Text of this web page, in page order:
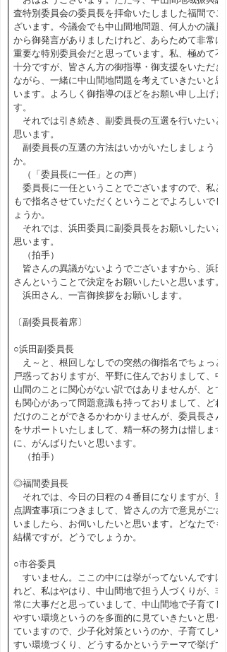
査特別委員会の委員長を拝命いたしました福間でご
ざいます。今議会でも中山間地問題、何人かの議員
から御発言がありましたけれど、あらためて非常に
重要な特別委員会だと思っています。私、極めて不
十分ですが、皆さん方の御指導・御支援をいただき
ながら、一緒に中山間地問題を考えていきたいと思
います。よろしく御指導のほどをお願い申し上げま
す。
それでは引き続き、副委員長の互選を行いたいと
思います。
副委員長の互選の方法はいかがいたしましょう
か。
（「委員長に一任」との声）
委員長に一任ということでございますので、私ど
もで指名させていただくということでよろしいでし
ょうか。
それでは、浜田委員に副委員長をお願いしたいと
思います。
（拍手）
皆さんの異議がないようでございますから、浜田
さんということで決定をお願いしたいと思います。
浜田さん、一言御挨拶をお願いします。
〔副委員長着席〕
○浜田副委員長
え～と、根回しなしでの突然の御指名でちょっと
戸惑っておりますが、平野に住んでおりまして、中
山間のことに関心がない訳ではありませんが、とて
も関心があって問題意識も持っておりまして、どれ
だけのことができるかわかりませんが、委員長さん
をサポートいたしまして、精一杯の努力は惜しまず
に、がんばりたいと思います。
（拍手）
◎福間委員長
それでは、今日の日程の４番目になりますが、重
点調査事項につきまして、皆さんの方で意見がござ
いましたら、お伺いしたいと思います。どなたでも
結構ですが。どうでしょうか。
○市谷委員
すいません。ここの中には挙がってないんですけ
れど、私はやはり、中山間地で担う人づくりが、非
常に大事だと思っていまして、中山間地で子育てし
やすい環境というのを多面的に見ていきたいと思っ
ていますので、少子化対策というのか、子育てしや
すい環境づくり、どうするかというテーマで挙げて